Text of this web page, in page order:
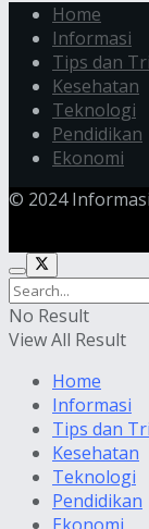
Home
Informasi
Tips dan
Kesehatan
Teknologi
Pendidikan
Ekonomi
© 2024
No Result
View All Result
Home
Informasi
Tips dan
Kesehatan
Teknologi
Pendidikan
Ekonomi